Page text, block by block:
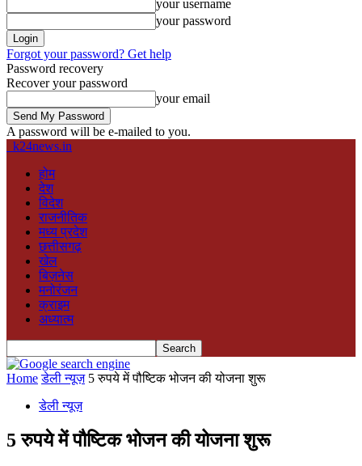
your username
your password
Forgot your password? Get help
Password recovery
Recover your password
your email
A password will be e-mailed to you.
k24news.in
होम
देश
विदेश
राजनीतिक
मध्य प्रदेश
छत्तीसगढ़
खेल
बिज़नेस
मनोरंजन
क्राइम
अध्यात्म
Home डेली न्यूज़ 5 रुपये में पौष्टिक भोजन की योजना शुरू
डेली न्यूज़
5 रुपये में पौष्टिक भोजन की योजना शुरू